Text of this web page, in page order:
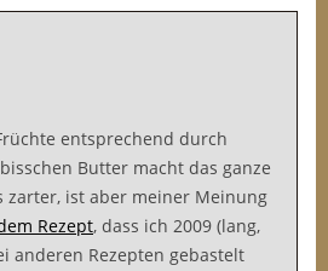
entsprechend durch
Butter macht das ganze
zarter, ist aber meiner Meinung
Rezept, dass ich 2009 (lang,
anderen Rezepten gebastelt